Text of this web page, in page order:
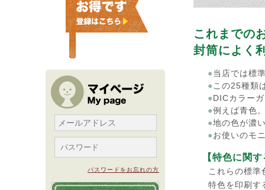
パスワードをお忘れの方
これまでの
封筒によく
当店では標
この25種類
DICカラー
例えば青色
地の色が濃
お使いのモ
【特色に関
これらの標準
特色を印刷す